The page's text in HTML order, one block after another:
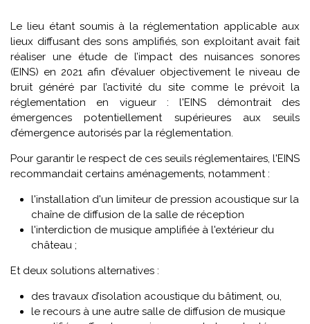
Le lieu étant soumis à la réglementation applicable aux
lieux diffusant des sons amplifiés, son exploitant avait fait
réaliser une étude de l’impact des nuisances sonores
(EINS) en 2021 afin d’évaluer objectivement le niveau de
bruit généré par l’activité du site comme le prévoit la
réglementation en vigueur : l'EINS démontrait des
émergences potentiellement supérieures aux seuils
d’émergence autorisés par la réglementation.
Pour garantir le respect de ces seuils réglementaires, l'EINS
recommandait certains aménagements, notamment :
l'installation d'un limiteur de pression acoustique sur la
chaîne de diffusion de la salle de réception
l'interdiction de musique amplifiée à l'extérieur du
château ;
Et deux solutions alternatives :
des travaux d’isolation acoustique du bâtiment, ou,
le recours à une autre salle de diffusion de musique